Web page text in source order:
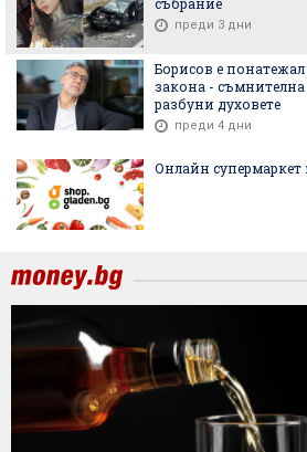
преди 3 дни
Борисов е
закона -
разбуни духовете
преди 4 дни
Онлайн супермаркет